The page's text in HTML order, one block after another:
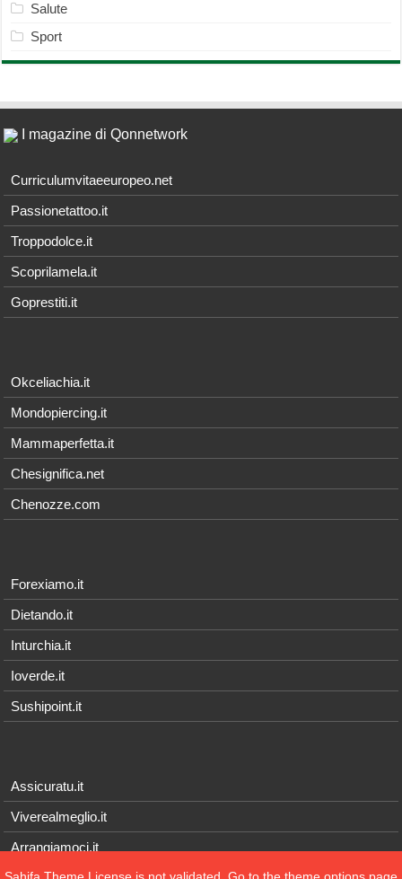
Salute
Sport
I magazine di Qonnetwork
Curriculumvitaeeuropeo.net
Passionetattoo.it
Troppodolce.it
Scoprilamela.it
Goprestiti.it
Okceliachia.it
Mondopiercing.it
Mammaperfetta.it
Chesignifica.net
Chenozze.com
Forexiamo.it
Dietando.it
Inturchia.it
Ioverde.it
Sushipoint.it
Assicuratu.it
Viverealmeglio.it
Arrangiamoci.it